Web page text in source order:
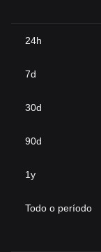
24h
7d
30d
90d
1y
Todo o período